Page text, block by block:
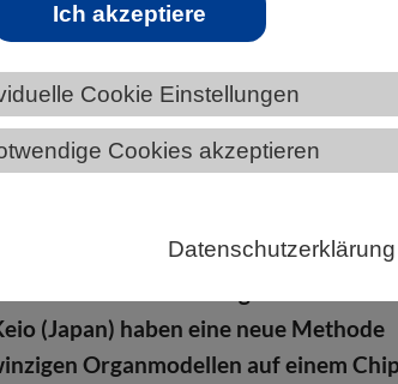
Ich akzeptiere
Cookie Einstellungen
Cookies akzeptieren
Datenschutzerklärung
eines neuen Medikaments erforschen?
verschiedener Organe besser
Forschung spielen sogenannte
(auch mikrophysiologische
man viel präziser forschen als das
(Japan) haben eine neue Methode
Organmodellen auf einem Chip